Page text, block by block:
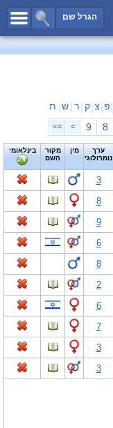
הגרל שם
כל השמות
שמות לבנים
שמות משותפים
שמות נפוצים
שמות נדירים
קטגוריות
מפורסמיםחדש!
נומרולוגיה
הוסף שם
צור קשר
פייסבוק
פ צ ק ר ש ת
8
9
>
>>
ערך
נומרולוגי
מין
מקור
השם
בינלאומי
3
8
9
6
8
2
6
7
3
3